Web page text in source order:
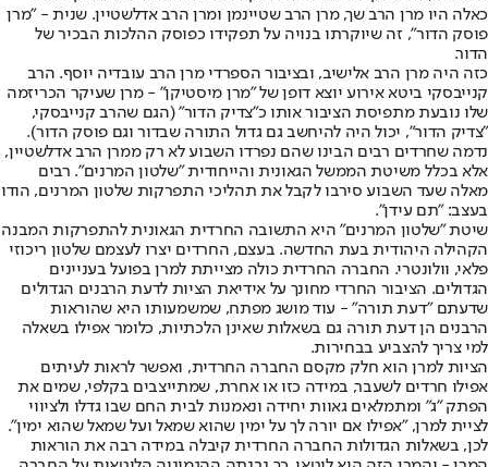
כאלה היו מרן הרב שך, מרן הרב שטיינמן ומרן הרב אדלשטיין. שנית - "מרן
פוסק הדור", זה שיוקרתו בנויה על תפקידו כפוסק ההלכות הבכיר של
הדור.
כזה היה מרן הרב אלישיב, ובציבור הספרדי מרן הרב עובדיה יוסף. הרב
קנייבסקי ביטא אירוע יוצא דופן של "מרן מיסטיקן" - מרן שעיקר הכריזמה
שלו נובעת מתפיסת הציבור אותו כ"צדיק הדור" (הגם שהרב קנייבסקי,
"צדיק הדור", יכול היה להיחשב גם גדול התורה שבדור וגם פוסק הדור).
נדמה שחרדים רבים הבינו שהם נפרדו השבוע לא רק ממרן הרב אדלשטיין,
אלא בכלל משיטת הממשל הגאונית והייחודית "שלטון המרנים". רבים
מאלה שעד השבוע סירבו לקבל את תהליכי התפרקות שלטון המרנים, הודו
בעצב: "תם עידן".
שיטת "שלטון המרנים" היא התשובה החרדית הגאונית להתפרקות המבנה
הקהילה היהודית בעת החדשה. בעצם, החרדים יצרו לעצמם שלטון ריכוזי
פלאי, וולונטרי. החברה החרדית כולה מצייתת למרן בפועל בעניינים
הגדולים. הציבור החרדי מחונך על אידיאת הציות לדעת הרבנים הגדולים
שדעתם "דעת תורה" - עוד מושג מפתח, שמשמעותו היא שהוראות
הרבנים הן דעת תורה גם בשאלות שאינן הלכתיות, כלומר אפילו בשאלה
למי צריך להצביע בבחירות.
הציות למרן הוא חלק מקסם החברה החרדית, ואפשר לראות לעיתים
אפילו חרדים לשעבר, במידה כזו או אחרת, שמתייצבים בקלפי, שמים את
הפתק "ג" ומתמלאים גאוות יחידה ונאמנות לבית החם שבו גדלו ולציווי
לציית למרן, "אפילו אם יורה לך על ימין שהוא שמאל ועל שמאל שהוא ימין".
לכן, בשאלות הגדולות החברה החרדית קיבלה במידה רבה את הוראות